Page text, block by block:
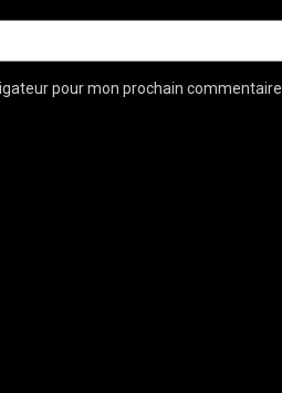
pour mon prochain commentaire.